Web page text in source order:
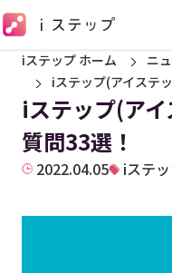
iステップ ホーム ニ
iステップ(アイステ
iステップ(ア
質問33選！
2022.04.05 iステ